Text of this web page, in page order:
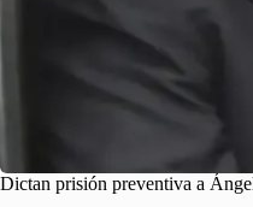
Dictan prisión preventiva a